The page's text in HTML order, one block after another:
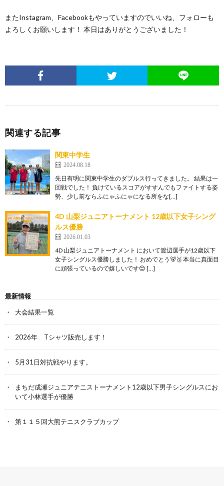
またInstagram、Facebookもやっていますのでいいね、フォローも
よろしくお願いします！ 本日はありがとうございました！
関連する記事
関東中学生
2024.08.18
先日有明に関東中学生のダブルス行ってきました。 結果は一
回戦でした！ 負けているスコアがすすんでもファイトする姿
勢、少し前ならふにゃふにゃになる所をな[…]
4D 山梨ジュニアトーナメント 12歳以下女子シング
ルス優勝
2026.01.03
4D 山梨ジュニアトーナメント において渡辺選手が12歳以下
女子シングルス優勝しました！ おめでとう🐻🥇 本当に真面目
に頑張っているので嬉しいです😊 […]
最新情報
大会結果一覧
2026年 Tシャツ販売します！
5月31日対抗戦やります。
まちだ成瀬ジュニアテニストーナメント12歳以下男子シングルスにお
いて小林選手が優勝
第１１５回大熊テニスクラブカップ